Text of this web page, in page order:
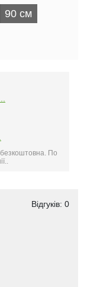
90 см
безкоштовна. По
Відгуків: 0